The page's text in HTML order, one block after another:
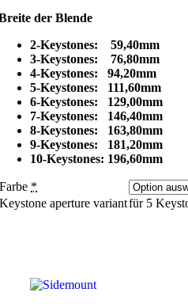
der Blende
2-Keystones: 59,40mm
3-Keystones: 76,80mm
4-Keystones: 94,20mm
5-Keystones: 111,60mm
6-Keystones: 129,00mm
7-Keystones: 146,40mm
8-Keystones: 163,80mm
9-Keystones: 181,20mm
10-Keystones: 196,60mm
Farbe *
Keystone aperture variantfür 5